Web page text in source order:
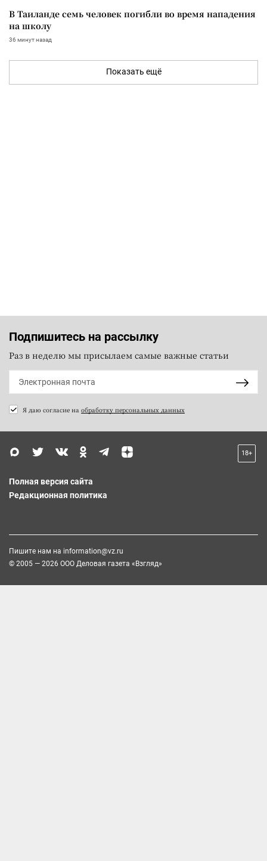
В Таиланде семь человек погибли во время нападения
на школу
36 минут назад
Показать ещё
Подпишитесь на рассылку
Раз в неделю мы присылаем самые важные статьи
Я даю согласие на обработку персональных данных
18+
Полная версия сайта
Редакционная политика
Пишите нам на information@vz.ru
© 2005 — 2026 ООО Деловая газета «Взгляд»